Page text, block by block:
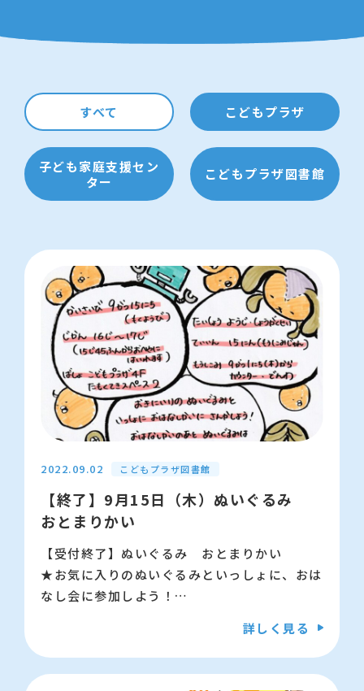
時半
【会場】江東区こどもプラザ 4階 多目的ス
ペース1
【対象】どなたでも
【募集】50名（抽選）
【協力】CINEMA Chupki TABATA
【問い合わせ先】江東区立こどもプラザ図書
館 03-5600-3885
すべて こどもプラザ
子ども家庭支援セン
ター
こどもプラザ図書館
2022.09.02 こどもプラザ図書館
【終了】9月15日（木）ぬいぐるみ
おとまりかい
【受付終了】ぬいぐるみ おとまりかい
★お気に入りのぬいぐるみといっしょに、おは
なし会に参加しよう！
【日時】9月15日（木）16時～17時
詳しく見る